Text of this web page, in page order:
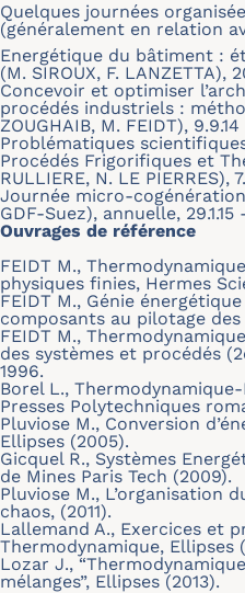
Quelques journées
(généralement en relation
Energétique du bâtiment :
(M. SIROUX, F. LANZETTA),
Concevoir et optimiser
procédés industriels :
ZOUGHAIB, M. FEIDT), 9.9.14
Problématiques
Procédés Frigorifiques et
RULLIERE, N. LE PIERRES),
Journée micro-
GDF-Suez), annuelle, 29.1.15
Ouvrages de référence
FEIDT M.,
physiques finies, Hermes
FEIDT M., Génie
composants au pilotage des
FEIDT M.,
des systèmes et procédés
1996.
Borel L.,
Presses Polytechniques
Pluviose M., Conversion
Ellipses (2005).
Gicquel R., Systèmes
de Mines Paris Tech (2009).
Pluviose M., L’organisation
chaos, (2011).
Lallemand A., Exercices et
Thermodynamique, Ellipses
Lozar J.,
mélanges”, Ellipses (2013).